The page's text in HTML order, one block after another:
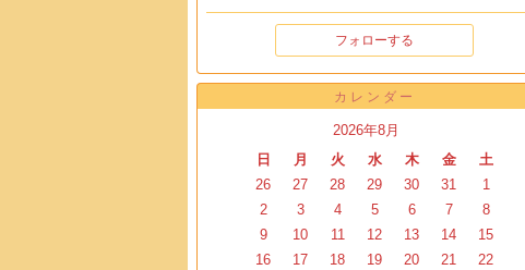
フォローする
カレンダー
2026年8月
日
月 火 水 木 金
土
26
27 28 29 30 31
1
2
3 4 5 6 7
8
9
10 11 12 13 14
15
16
17 18 19 20 21
22